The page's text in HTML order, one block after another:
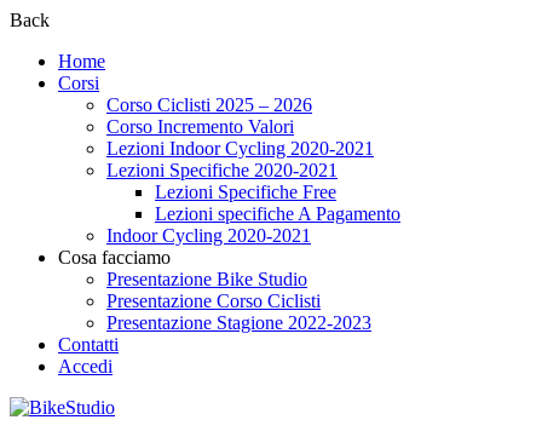
Back
Home
Corsi
Corso Ciclisti 2025 – 2026
Corso Incremento Valori
Lezioni Indoor Cycling 2020-2021
Lezioni Specifiche 2020-2021
Lezioni Specifiche Free
Lezioni specifiche A Pagamento
Indoor Cycling 2020-2021
Cosa facciamo
Presentazione Bike Studio
Presentazione Corso Ciclisti
Presentazione Stagione 2022-2023
Contatti
Accedi